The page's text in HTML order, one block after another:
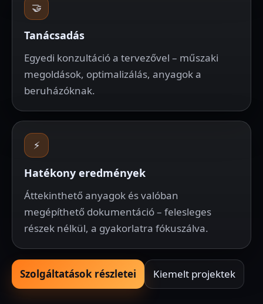
🤝
Tanácsadás
Egyedi konzultáció a tervezővel – műszaki
megoldások, optimalizálás, anyagok a
beruházóknak.
⚡
Hatékony eredmények
Áttekinthető anyagok és valóban
megépíthető dokumentáció – felesleges
részek nélkül, a gyakorlatra fókuszálva.
Szolgáltatások részletei Kiemelt projektek